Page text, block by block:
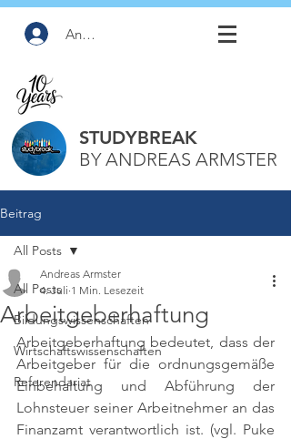
Anmelden
STUDYBREAK
BY ANDREAS ARMSTER
Beitrag
All Posts
Bildungswissenschaften
Wirtschaftswissenschaften
Referendariat
All Posts
Arbeitgeberhaftung
Andreas Armster
4. Juli 1 Min. Lesezeit
Arbeitgeberhaftung bedeutet, dass der
Arbeitgeber für die ordnungsgemäße
Einbehaltung und Abführung der
Lohnsteuer seiner Arbeitnehmer an das
Finanzamt verantwortlich ist. (vgl. Puke